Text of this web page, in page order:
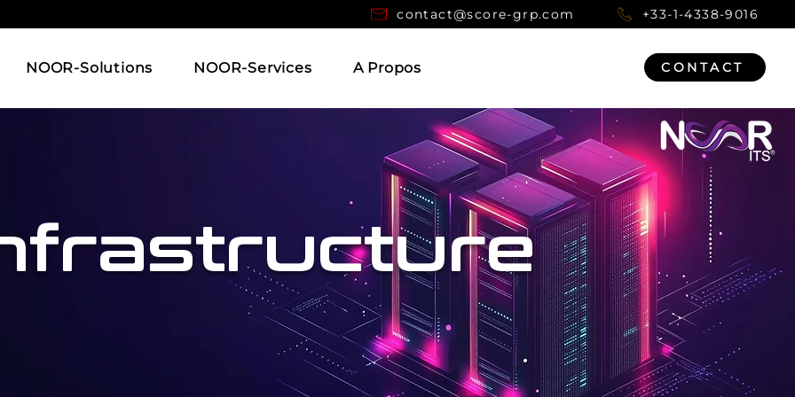
contact@score-grp.com +33-1-4338-9016
NOOR-Solutions NOOR-Services A Propos CONTACT